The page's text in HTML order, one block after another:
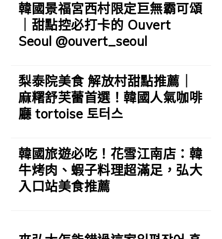
韓國景福宮西村限定巨無霸可頌
｜甜點控必打卡的 Ouvert
Seoul @ouvert_seoul
梨泰院美食 解放村甜點推薦｜
麻糬舒芙蕾首選！韓國人氣咖啡
廳 tortoise 토터스
韓國旅遊必吃！花雪江南店：韓
牛烤肉、蝦子料理超滿足，弘大
入口站美食推薦